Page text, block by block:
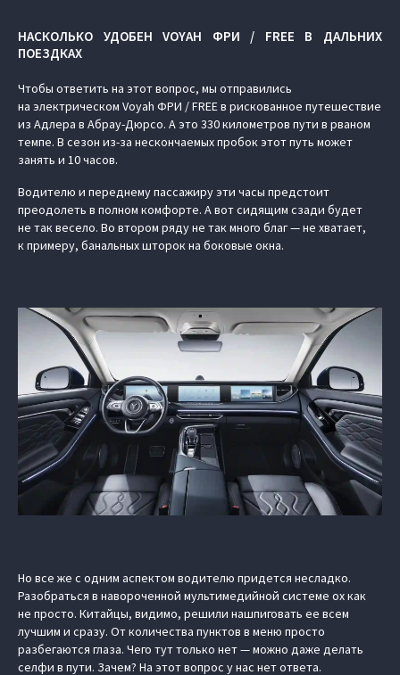
НАСКОЛЬКО УДОБЕН VOYAH ФРИ / FREE В ДАЛЬНИХ
ПОЕЗДКАХ
Чтобы ответить на этот вопрос, мы отправились
на электрическом Voyah ФРИ / FREE в рискованное путешествие
из Адлера в Абрау-Дюрсо. А это 330 километров пути в рваном
темпе. В сезон из-за нескончаемых пробок этот путь может
занять и 10 часов.
Водителю и переднему пассажиру эти часы предстоит
преодолеть в полном комфорте. А вот сидящим сзади будет
не так весело. Во втором ряду не так много благ — не хватает,
к примеру, банальных шторок на боковые окна.
Но все же с одним аспектом водителю придется несладко.
Разобраться в навороченной мультимедийной системе ох как
не просто. Китайцы, видимо, решили нашпиговать ее всем
лучшим и сразу. От количества пунктов в меню просто
разбегаются глаза. Чего тут только нет — можно даже делать
селфи в пути. Зачем? На этот вопрос у нас нет ответа.